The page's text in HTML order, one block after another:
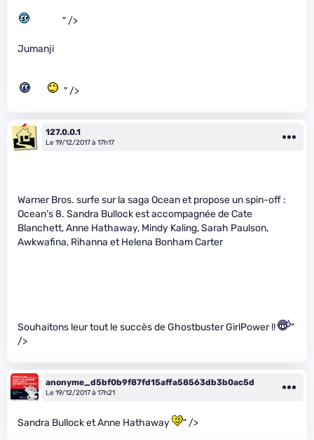
" />
Jumanji
" />
127.0.0.1
Le 19/12/2017 à 17h17
Warner Bros. surfe sur la saga Ocean et propose un spin-off :
Ocean’s 8. Sandra Bullock est accompagnée de Cate
Blanchett, Anne Hathaway, Mindy Kaling, Sarah Paulson,
Awkwafina, Rihanna et Helena Bonham Carter
Souhaitons leur tout le succès de Ghostbuster GirlPower !!
"
/>
anonyme_d5bf0b9f87fd15affa58563db3b0ac5d
Le 19/12/2017 à 17h21
Sandra Bullock et Anne Hathaway " />